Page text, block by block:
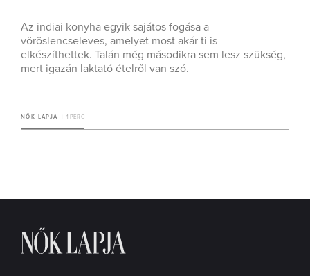
Az indiai konyha egyik sajátos fogása a
vöröslencseleves, amelyet most akár ti is
elkészíthettek. Talán még másodikra sem lesz szükség,
mert igazán laktató ételről van szó.
NŐK LAPJA 1 PERC